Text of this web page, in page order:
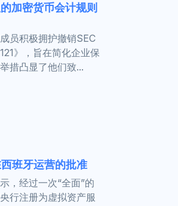
加密货币会计规则
员积极拥护撤销SEC
》，旨在简化企业保
措凸显了他们致...
班牙运营的批准
，经过一次“全面”的
行注册为虚拟资产服